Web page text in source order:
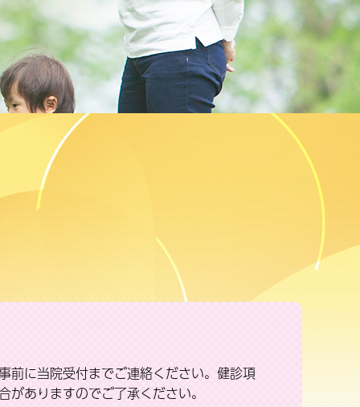
前に当院受付までご連絡ください。健診項
ありますのでご了承ください。